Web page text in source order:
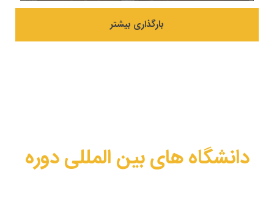
بارگذاری بیشتر
دانشگاه های بین المللی دوره